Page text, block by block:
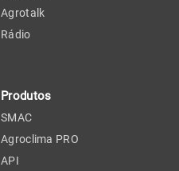
Agrotalk
Rádio
Produtos
SMAC
Agroclima PRO
API